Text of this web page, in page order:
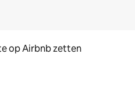
op Airbnb zetten